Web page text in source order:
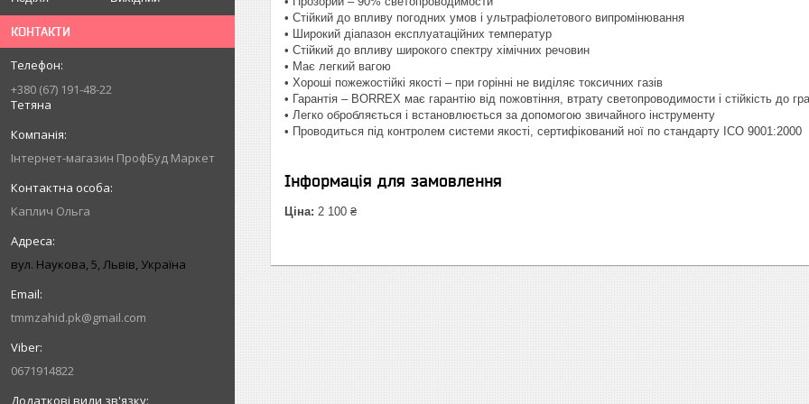
КОНТАКТИ
+380 (67) 191-48-22
Тетяна
Інтернет-магазин ПрофБуд Маркет
Каплич Ольга
вул. Наукова, 5, Львів, Україна
tmmzahid.pk@gmail.com
0671914822
• Стійкий до впливу погодних умов і ультрафіолетового випромінювання
• Широкий діапазон експлуатаційних температур
• Стійкий до впливу широкого спектру хімічних речовин
• Має легкий вагою
• Хороші пожежостійкі якості – при горінні не виділяє токсичних газів
• Гарантія – BORREX має гарантію від пожовтіння, втрату светопроводимости і стійкість до
• Легко обробляється і встановлюється за допомогою звичайного інструменту
• Проводиться під контролем системи якості, сертифікований ної по стандарту ІСО 9001:2000
Інформація для замовлення
Ціна: 2 100 ₴